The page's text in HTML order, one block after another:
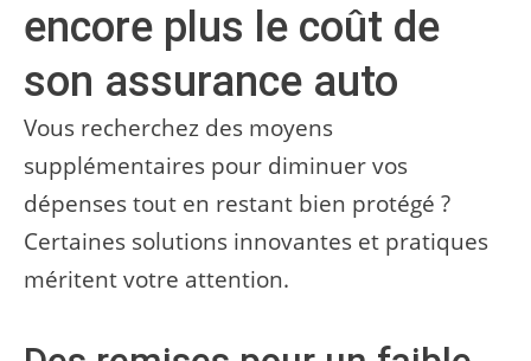
encore plus le coût de
son assurance auto
Vous recherchez des moyens
supplémentaires pour diminuer vos
dépenses tout en restant bien protégé ?
Certaines solutions innovantes et pratiques
méritent votre attention.